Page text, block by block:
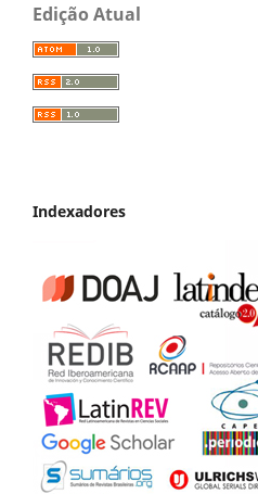
Edição Atual
Indexadores